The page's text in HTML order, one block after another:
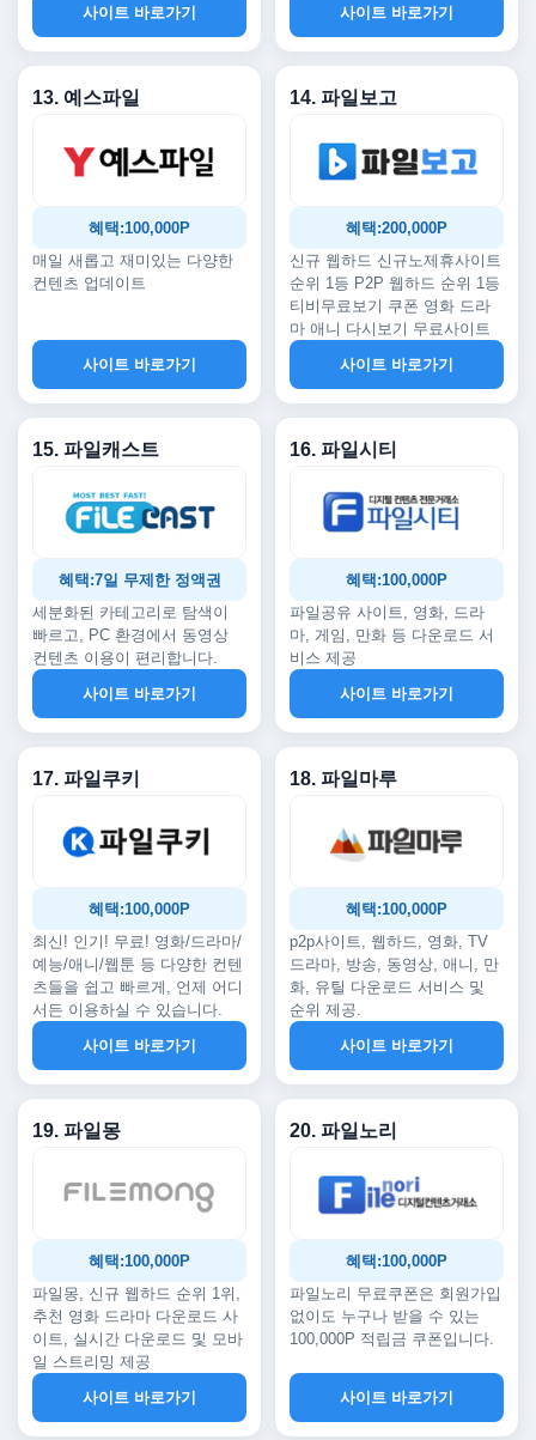
사이트 바로가기
사이트 바로가기
13. 예스파일
혜택:100,000P
매일 새롭고 재미있는 다양한
컨텐츠 업데이트
사이트 바로가기
14. 파일보고
혜택:200,000P
신규 웹하드 신규노제휴사이트
순위 1등 P2P 웹하드 순위 1등
티비무료보기 쿠폰 영화 드라
마 애니 다시보기 무료사이트
사이트 바로가기
15. 파일캐스트
혜택:7일 무제한 정액권
세분화된 카테고리로 탐색이
빠르고, PC 환경에서 동영상
컨텐츠 이용이 편리합니다.
사이트 바로가기
16. 파일시티
혜택:100,000P
파일공유 사이트, 영화, 드라
마, 게임, 만화 등 다운로드 서
비스 제공
사이트 바로가기
17. 파일쿠키
혜택:100,000P
최신! 인기! 무료! 영화/드라마/
예능/애니/웹툰 등 다양한 컨텐
츠들을 쉽고 빠르게, 언제 어디
서든 이용하실 수 있습니다.
사이트 바로가기
18. 파일마루
혜택:100,000P
p2p사이트, 웹하드, 영화, TV
드라마, 방송, 동영상, 애니, 만
화, 유틸 다운로드 서비스 및
순위 제공.
사이트 바로가기
19. 파일몽
혜택:100,000P
파일몽, 신규 웹하드 순위 1위,
추천 영화 드라마 다운로드 사
이트, 실시간 다운로드 및 모바
일 스트리밍 제공
사이트 바로가기
20. 파일노리
혜택:100,000P
파일노리 무료쿠폰은 회원가입
없이도 누구나 받을 수 있는
100,000P 적립금 쿠폰입니다.
사이트 바로가기